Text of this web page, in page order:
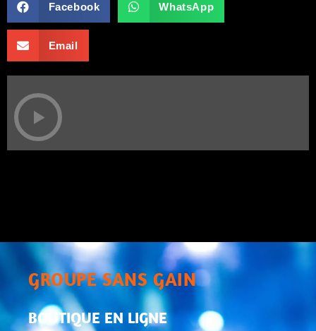
Facebook WhatsApp
Email
GROUPE SANS GAIN
BOUTIQUE EN LIGNE